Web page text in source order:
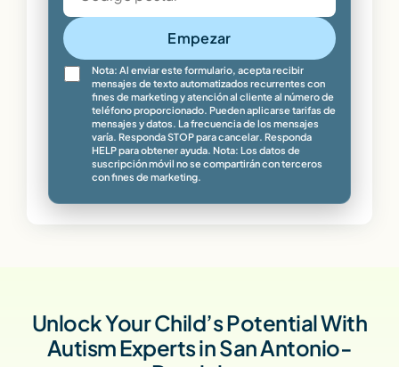
Empezar
Nota: Al enviar este formulario, acepta recibir
mensajes de texto automatizados recurrentes con
fines de marketing y atención al cliente al número de
teléfono proporcionado. Pueden aplicarse tarifas de
mensajes y datos. La frecuencia de los mensajes
varía. Responda STOP para cancelar. Responda
HELP para obtener ayuda. Nota: Los datos de
suscripción móvil no se compartirán con terceros
con fines de marketing.
Unlock Your Child’s Potential With
Autism Experts in San Antonio-